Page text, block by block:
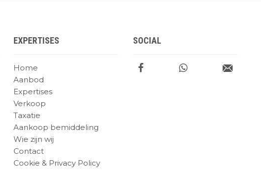
EXPERTISES
Home
Aanbod
Expertises
Verkoop
Taxatie
Aankoop bemiddeling
Wie zijn wij
Contact
Cookie & Privacy Policy
SOCIAL